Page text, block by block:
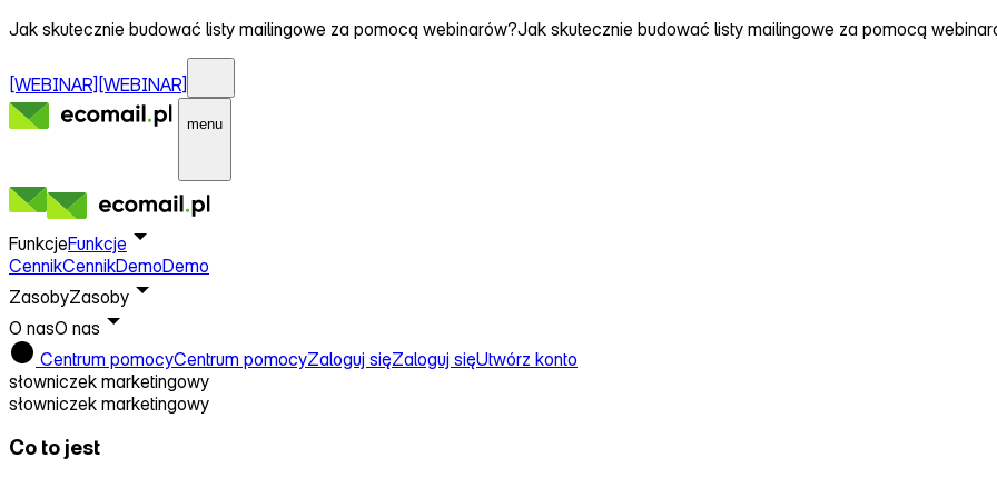
Jak skutecznie budować listy mailingowe za pomocą webinarów?Jak skutecznie budować listy mailingowe za pomocą
[WEBINAR] [WEBINAR]
menu
FunkcjeFunkcje
CennikCennikDemoDemo
ZasobyZasoby
O nasO nas
Centrum pomocyCentrum pomocyZaloguj sięZaloguj sięUtwórz konto
słowniczek marketingowy
słowniczek marketingowy
Co to jest